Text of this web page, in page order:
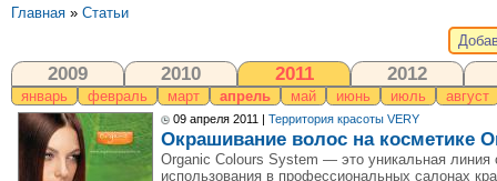
Главная » Статьи
2009 2010 2011 2012
январь февраль март апрель май июнь июль август
09 апреля 2011 | Территория красоты VERY
Окрашивание волос на косметике
Organic Colours System — это уникальная линия
использования в профессиональных салонах